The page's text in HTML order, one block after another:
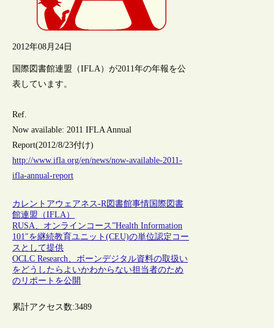
2012年08月24日
国際図書館連盟（IFLA）が2011年の年報を公
表しています。
Ref.
Now available: 2011 IFLA Annual
Report(2012/8/23付け)
http://www.ifla.org/en/news/now-available-2011-
ifla-annual-report
カレントアウェアネス-R図書館事情国際図書
館連盟（IFLA）
RUSA、オンラインコース”Health Information
101″を継続教育ユニット(CEU)の単位認定コー
スとして提供
OCLC Research、ボーンデジタル資料の取扱い
をどうしたらよいかわからない担当者のため
のリポートを公開
累計アクセス数:3489